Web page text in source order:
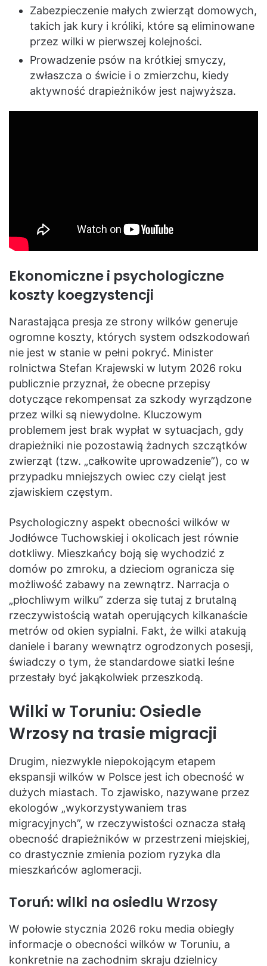
Zabezpieczenie małych zwierząt domowych,
takich jak kury i króliki, które są eliminowane
przez wilki w pierwszej kolejności.
Prowadzenie psów na krótkiej smyczy,
zwłaszcza o świcie i o zmierzchu, kiedy
aktywność drapieżników jest najwyższa.
Ekonomiczne i psychologiczne
koszty koegzystencji
Narastająca presja ze strony wilków generuje
ogromne koszty, których system odszkodowań
nie jest w stanie w pełni pokryć. Minister
rolnictwa Stefan Krajewski w lutym 2026 roku
publicznie przyznał, że obecne przepisy
dotyczące rekompensat za szkody wyrządzone
przez wilki są niewydolne. Kluczowym
problemem jest brak wypłat w sytuacjach, gdy
drapieżniki nie pozostawią żadnych szczątków
zwierząt (tzw. „całkowite uprowadzenie”), co w
przypadku mniejszych owiec czy cieląt jest
zjawiskiem częstym.
Psychologiczny aspekt obecności wilków w
Jodłówce Tuchowskiej i okolicach jest równie
dotkliwy. Mieszkańcy boją się wychodzić z
domów po zmroku, a dzieciom ogranicza się
możliwość zabawy na zewnątrz. Narracja o
„płochliwym wilku” zderza się tutaj z brutalną
rzeczywistością watah operujących kilkanaście
metrów od okien sypialni. Fakt, że wilki atakują
daniele i barany wewnątrz ogrodzonych posesji,
świadczy o tym, że standardowe siatki leśne
przestały być jakąkolwiek przeszkodą.
Wilki w Toruniu: Osiedle
Wrzosy na trasie migracji
Drugim, niezwykle niepokojącym etapem
ekspansji wilków w Polsce jest ich obecność w
dużych miastach. To zjawisko, nazywane przez
ekologów „wykorzystywaniem tras
migracyjnych”, w rzeczywistości oznacza stałą
obecność drapieżników w przestrzeni miejskiej,
co drastycznie zmienia poziom ryzyka dla
mieszkańców aglomeracji.
Toruń: wilki na osiedlu Wrzosy
W połowie stycznia 2026 roku media obiegły
informacje o obecności wilków w Toruniu, a
konkretnie na zachodnim skraju dzielnicy